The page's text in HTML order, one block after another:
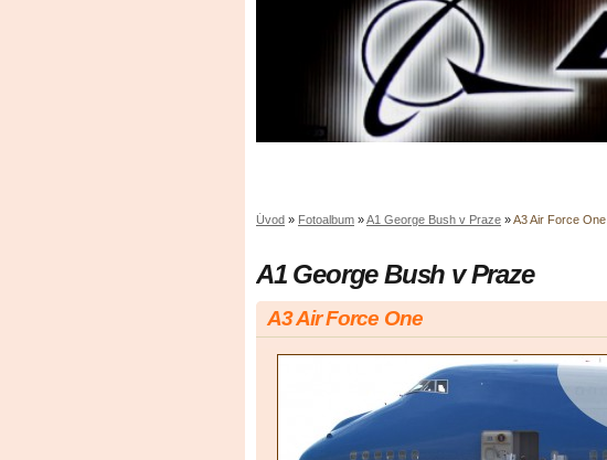
Úvod » Fotoalbum »A1 George Bush v Praze »A3 Air Force One
A1 George Bush v Praze
A3 Air Force One